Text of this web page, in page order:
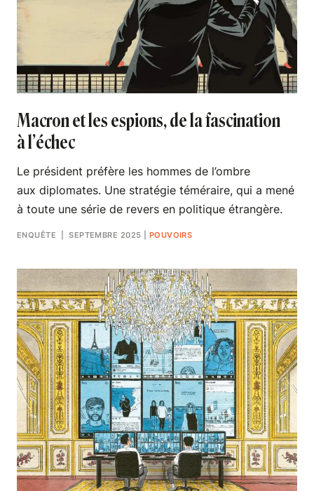
Macron et les espions, de la fascination
à l’échec
Le président préfère les hommes de l’ombre
aux diplomates. Une stratégie téméraire, qui a mené
à toute une série de revers en politique étrangère.
ENQUÊTE | SEPTEMBRE 2025 POUVOIRS